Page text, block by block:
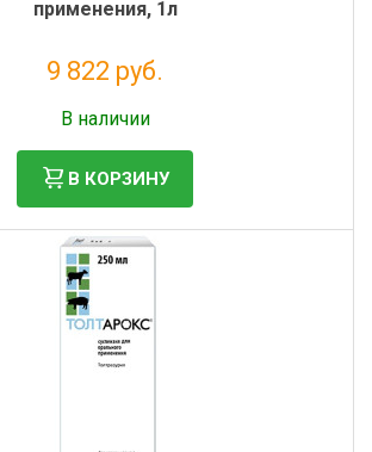
применения, 1л
9 822 руб.
В наличии
В КОРЗИНУ